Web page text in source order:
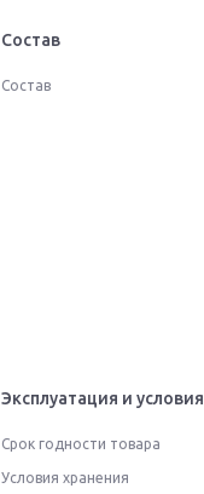
Состав
Состав
Эксплуатация и
Срок годности товара
Условия хранения